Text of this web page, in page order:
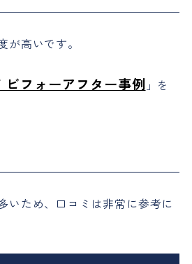
が高いです。
ビフォーアフター事例 」を
いため、口コミは非常に参考に